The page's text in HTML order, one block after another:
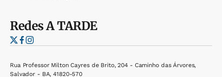
RedesA TARDE
Rua Professor Milton Cayres de Brito, 204 - Caminho das Árvores,
Salvador - BA, 41820-570